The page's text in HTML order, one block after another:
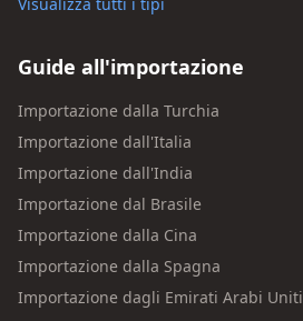
Guide all'importazione
Importazione dalla Turchia
Importazione dall'Italia
Importazione dall'India
Importazione dal Brasile
Importazione dalla Cina
Importazione dalla Spagna
Importazione dagli Emirati Arabi Uniti